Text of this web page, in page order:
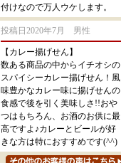
付けなので万人ウケします。
投稿日2020年7月 男性
【カレー揚げせん】
数ある商品の中からイチオシの
スパイシーカレー揚げせん！風
味豊かなカレー味に揚げせんの
食感で後を引く美味しさ!!おや
つはもちろん、お酒のお供に最
高ですよ♪カレーとビールが好
きな方は特におすすめです(^^)